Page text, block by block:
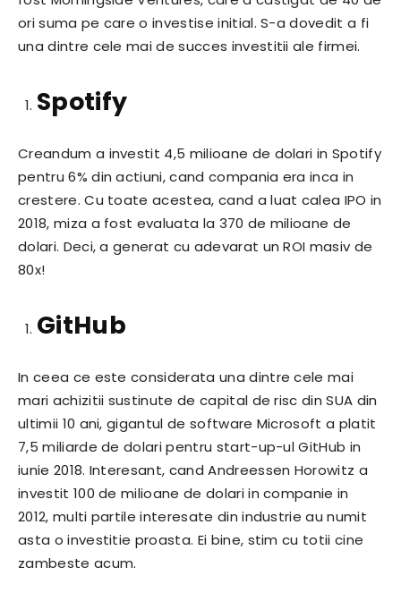
ori suma pe care o investise initial. S-a dovedit a fi
una dintre cele mai de succes investitii ale firmei.
Spotify
Creandum a investit 4,5 milioane de dolari in Spotify
pentru 6% din actiuni, cand compania era inca in
crestere. Cu toate acestea, cand a luat calea IPO in
2018, miza a fost evaluata la 370 de milioane de
dolari. Deci, a generat cu adevarat un ROI masiv de
80x!
GitHub
In ceea ce este considerata una dintre cele mai
mari achizitii sustinute de capital de risc din SUA din
ultimii 10 ani, gigantul de software Microsoft a platit
7,5 miliarde de dolari pentru start-up-ul GitHub in
iunie 2018. Interesant, cand Andreessen Horowitz a
investit 100 de milioane de dolari in companie in
2012, multi partile interesate din industrie au numit
asta o investitie proasta. Ei bine, stim cu totii cine
zambeste acum.